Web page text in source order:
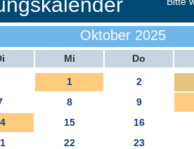
Oktober 2025
Mi Do
1
2
8
9
15
16
22
23